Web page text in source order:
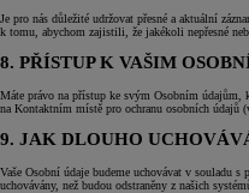
Je pro nás důležité udržovat přesné a aktuální
k tomu, abychom zajistili, že jakékoli nepřesné
8. PŘÍSTUP K VAŠIM
Máte právo na přístup ke svým Osobním údajům,
na Kontaktním místě pro ochranu osobních údajů
9. JAK DLOUHO
Vaše Osobní údaje budeme uchovávat v souladu
uchovávány, než budou odstraněny z našich